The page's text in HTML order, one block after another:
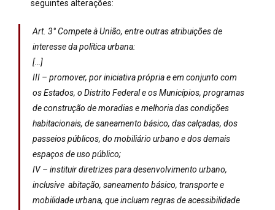
seguintes alterações:
Art. 3° Compete à União, entre outras atribuições de
interesse da política urbana:
[…]
III – promover, por iniciativa própria e em conjunto com
os Estados, o Distrito Federal e os Municípios, programas
de construção de moradiase melhoria das condições
habitacionais, de saneamento básico, das calçadas, dos
passeios públicos, do mobiliário urbano e dos demais
espaços de uso público;
IV – instituir diretrizes para desenvolvimento urbano,
inclusive abitação, saneamento básico, transporte e
mobilidade urbana, que incluam regras de acessibilidade